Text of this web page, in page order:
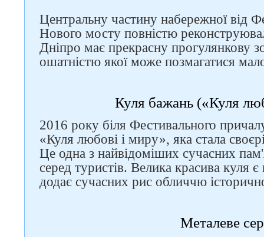
Центральну частину набережної від
Нового мосту повністю
Дніпро має прекрасну прогулянкову
ошатністю якої може позмагатися
Куля бажань («Куля
2016 року біля Фестивального
«Куля любові і миру», яка стала
Це одна з найвідоміших сучасних
серед туристів. Велика красива куля
додає сучасних рис обличчю
Металеве
Слідкуйте за нами в
соцмережах